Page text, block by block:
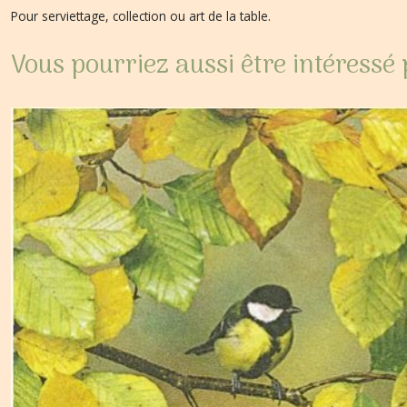
Pour serviettage, collection ou art de la table.
Vous pourriez aussi être intéressé